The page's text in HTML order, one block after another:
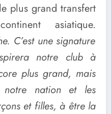
plus grand transfert
asiatique.
C’est une signature
notre club à
plus grand, mais
notre nation et les
et filles, à être la